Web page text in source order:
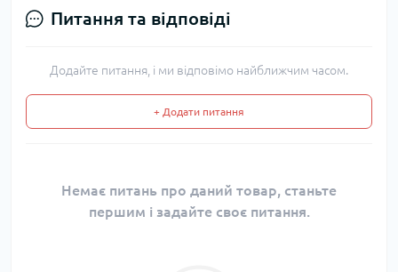
Питання та відповіді
Додайте питання, і ми відповімо найближчим часом.
+ Додати питання
Немає питань про даний товар, станьте
першим і задайте своє питання.